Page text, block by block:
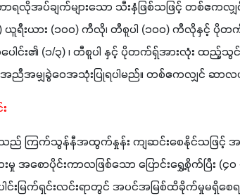
အပ်ချက်များသော သီးနှံဖြစ်သဖြင့် တစ်ဧကလျှင်
ယူရီးယား (၁၀၀) ကီလို၊ တီစူပါ (၁၀၀) ကီလိုနှင့် ပို
ေါင်း၏ (၁/၃) ၊ တီစူပါ နှင့် ပိုတက်ရှ်အားလုံး ထည့်သွင်
ညီအမျှခွဲဝေအသုံးပြုရပါမည်။ တစ်ဧကလျှင် ဆာ
သည် ကြက်သွန်နီအထွက်နှုန်း ကျဆင်းစေနိုင်သဖြင့် အ
မှု အစောပိုင်းကာလဖြစ်သော ပြောင်းရွှေ့စိုက်ပြီး (
င်းမြက်ရှင်းလင်းရာတွင် အပင်အမြစ်ထိခိုက်မှုမရှိစေ